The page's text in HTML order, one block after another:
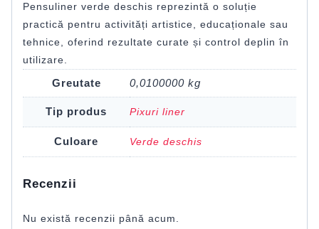
Pensuliner verde deschis reprezintă o soluție
practică pentru activități artistice, educaționale sau
tehnice, oferind rezultate curate și control deplin în
utilizare.
Greutate 0,0100000 kg
Tip produs Pixuri liner
Culoare Verde deschis
Recenzii
Nu există recenzii până acum.